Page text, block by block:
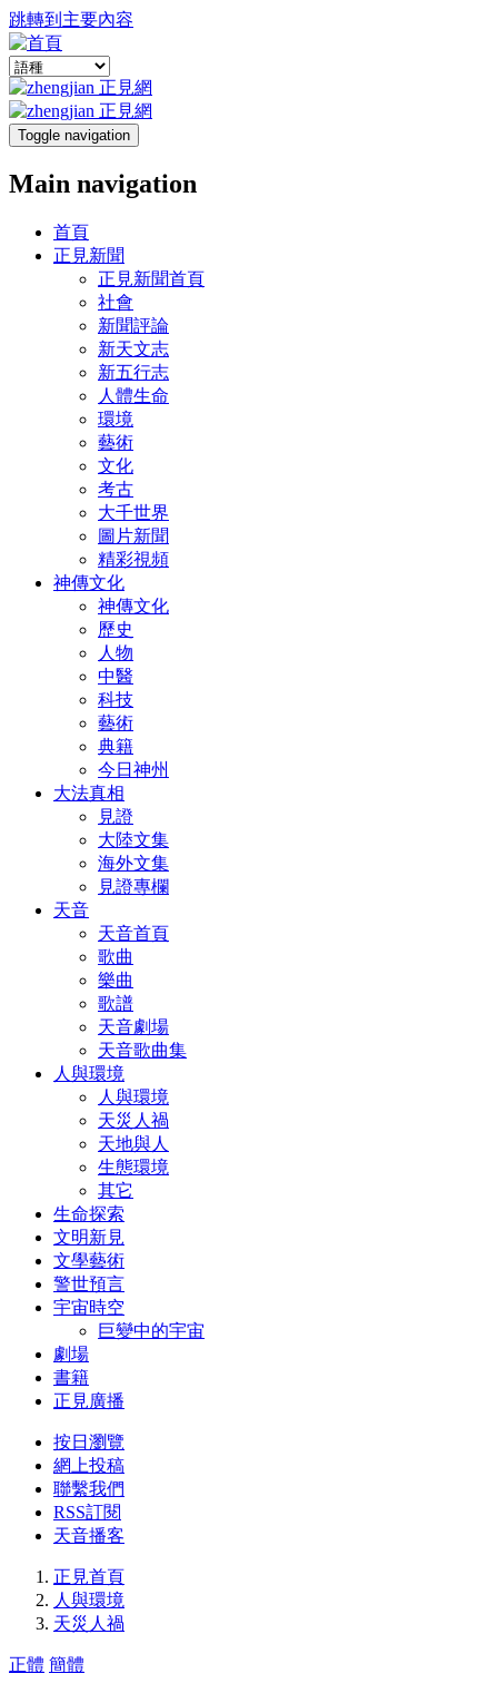
跳轉到主要內容
Toggle navigation
Main navigation
首頁
正見新聞
正見新聞首頁
社會
新聞評論
新天文志
新五行志
人體生命
環境
藝術
文化
考古
大千世界
圖片新聞
精彩視頻
神傳文化
神傳文化
歷史
人物
中醫
科技
藝術
典籍
今日神州
大法真相
見證
大陸文集
海外文集
見證專欄
天音
天音首頁
歌曲
樂曲
歌譜
天音劇場
天音歌曲集
人與環境
人與環境
天災人禍
天地與人
生態環境
其它
生命探索
文明新見
文學藝術
警世預言
宇宙時空
巨變中的宇宙
劇場
書籍
正見廣播
按日瀏覽
網上投稿
聯繫我們
RSS訂閱
天音播客
正見首頁
人與環境
天災人禍
正體 簡體